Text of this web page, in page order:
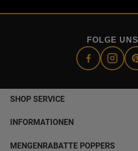
FOLGE UNS
SHOP SERVICE
INFORMATIONEN
MENGENRABATTE POPPERS